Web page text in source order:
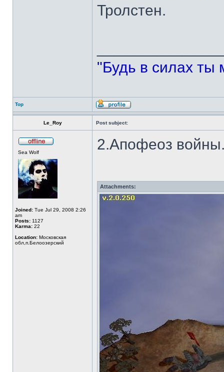
Тролстен.
"Будь в силах ты
Top
Le_Roy Post subject:
Sea Wolf
Joined: Tue Jul 29, 2008 2:26
am
Posts: 1127
Karma: 22
Location: Московская
обл,п.Белоозерский
2.Апофеоз
Attachments: